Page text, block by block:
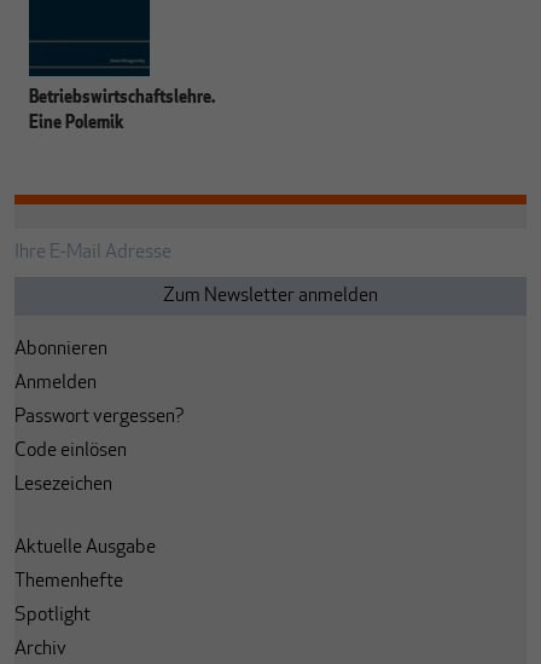
Betriebswirtschaftslehre.
Eine Polemik
Abonnieren
Anmelden
Passwort vergessen?
Code einlösen
Lesezeichen
Aktuelle Ausgabe
Themenhefte
Spotlight
Archiv